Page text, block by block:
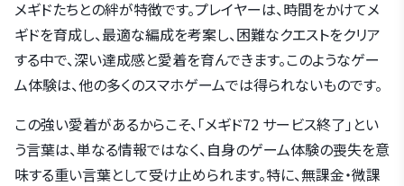
メギドたちとの絆が特徴です。プレイヤーは、時間をかけてメ
ギドを育成し、最適な編成を考案し、困難なクエストをクリア
する中で、深い達成感と愛着を育んできます。このようなゲー
ム体験は、他の多くのスマホゲームでは得られないものです。
この強い愛着があるからこそ、「メギド72 サービス終了」とい
う言葉は、単なる情報ではなく、自身のゲーム体験の喪失を意
味する重い言葉として受け止められます。特に、無課金・微課